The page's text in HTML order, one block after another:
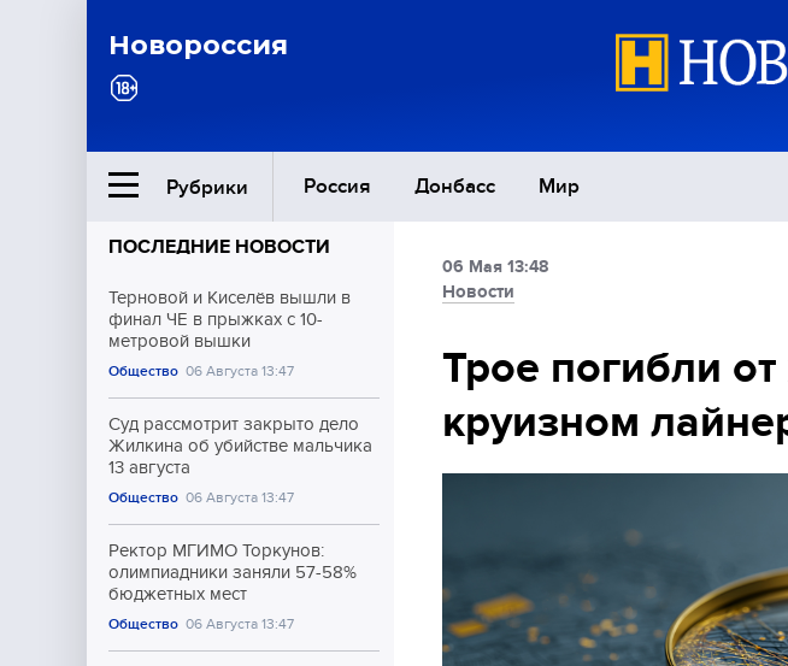
Новороссия
Рубрики Россия Донбасс Мир
Ближний Восток
Общество
Экономика
Культура
Спорт
ПОСЛЕДНИЕ НОВОСТИ
Терновой и Киселёв вышли в
финал ЧЕ в прыжках с 10-
метровой вышки
Общество 06 Августа 13:47
Суд рассмотрит закрыто дело
Жилкина об убийстве мальчика
13 августа
Общество 06 Августа 13:47
Ректор МГИМО Торкунов:
олимпиадники заняли 57-58%
бюджетных мест
Общество 06 Августа 13:47
06 Мая 13:48
Новости
Трое погибли
круизном